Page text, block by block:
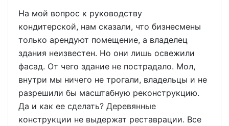
На мой вопрос к руководству
кондитерской, нам сказали, что бизнесмены
только арендуют помещение, а владелец
здания неизвестен. Но они лишь освежили
фасад. От чего здание не пострадало. Мол,
внутри мы ничего не трогали, владельцы и не
разрешили бы масштабную реконструкцию.
Да и как ее сделать? Деревянные
конструкции не выдержат реставрации. Все